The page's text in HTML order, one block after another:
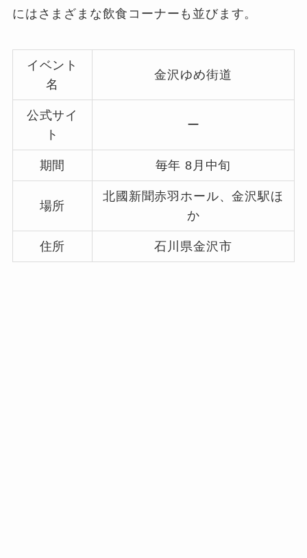
にはさまざまな飲食コーナーも並びます。
イベント
名
金沢ゆめ街道
公式サイ
ト
ー
期間 毎年 8月中旬
場所
北國新聞赤羽ホール、金沢駅ほ
か
住所 石川県金沢市